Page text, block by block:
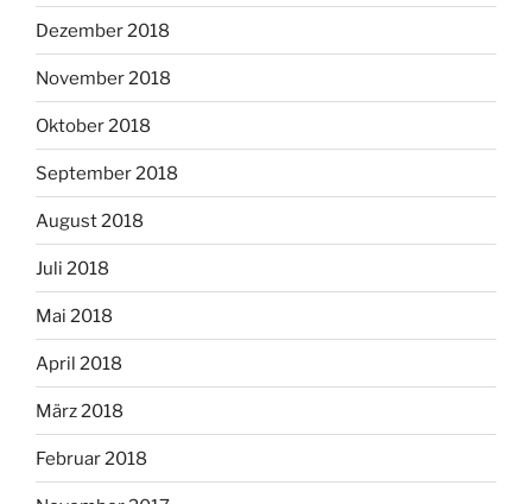
Dezember 2018
November 2018
Oktober 2018
September 2018
August 2018
Juli 2018
Mai 2018
April 2018
März 2018
Februar 2018